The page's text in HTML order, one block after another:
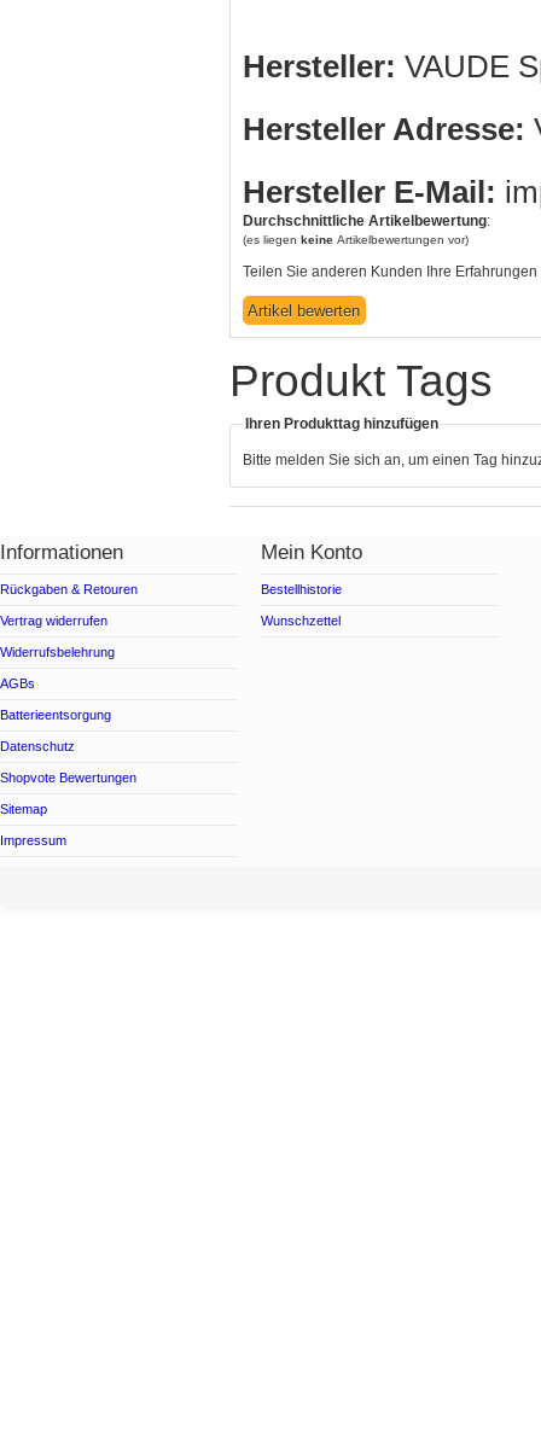
Hersteller: VAUDE
Hersteller Adresse:
Hersteller E-Mail:
Durchschnittliche Artikelbewertung:
(es liegen keine Artikelbewertungen vor)
Teilen Sie anderen Kunden Ihre Erfahrungen
Produkt Tags
Ihren Produkttag hinzufügen
Bitte melden Sie sich an, um einen Tag
Informationen
Rückgaben & Retouren
Vertrag widerrufen
Widerrufsbelehrung
AGBs
Batterieentsorgung
Datenschutz
Shopvote Bewertungen
Sitemap
Impressum
Mein Konto
Bestellhistorie
Wunschzettel